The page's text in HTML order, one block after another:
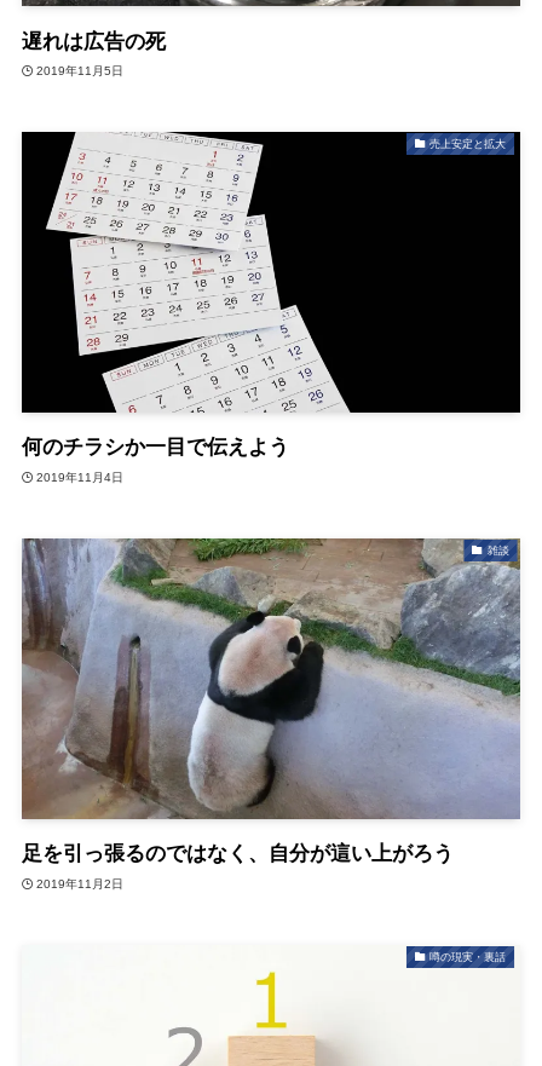
遅れは広告の死
2019年11月5日
売上安定と拡大
何のチラシか一目で伝えよう
2019年11月4日
雑談
足を引っ張るのではなく、自分が這い上がろう
2019年11月2日
噂の現実・裏話